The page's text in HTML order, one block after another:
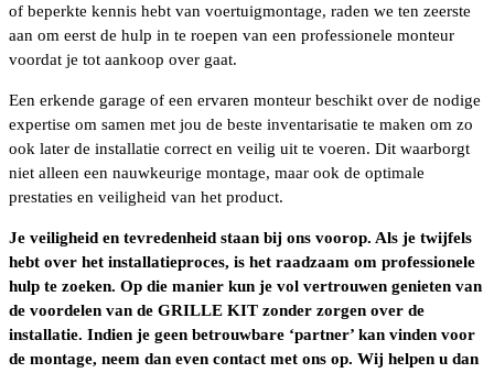
of beperkte kennis hebt van voertuigmontage, raden we ten zeerste
aan om eerst de hulp in te roepen van een professionele monteur
voordat je tot aankoop over gaat.
Een erkende garage of een ervaren monteur beschikt over de nodige
expertise om samen met jou de beste inventarisatie te maken om zo
ook later de installatie correct en veilig uit te voeren. Dit waarborgt
niet alleen een nauwkeurige montage, maar ook de optimale
prestaties en veiligheid van het product.
Je veiligheid en tevredenheid staan bij ons voorop. Als je twijfels
hebt over het installatieproces, is het raadzaam om professionele
hulp te zoeken. Op die manier kun je vol vertrouwen genieten van
de voordelen van de GRILLE KIT zonder zorgen over de
installatie. Indien je geen betrouwbare ‘partner’ kan vinden voor
de montage, neem dan even contact met ons op. Wij helpen u dan